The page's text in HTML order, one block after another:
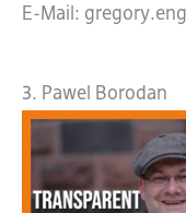
E-Mail:
3. Pawel Borodan